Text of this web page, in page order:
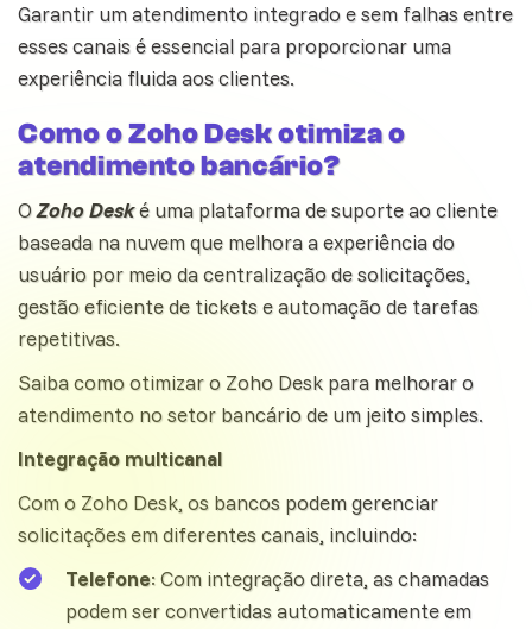
Garantir um atendimento integrado e sem falhas entre
esses canais é essencial para proporcionar uma
experiência fluida aos clientes.
Como o Zoho Desk otimiza o
atendimento bancário?
OZoho Deské uma plataforma de suporte ao cliente
baseada na nuvem que melhora a experiência do
usuário por meio da centralização de solicitações,
gestão eficiente de tickets eautomaçãode tarefas
repetitivas.
Saiba como otimizar o Zoho Desk para melhorar o
atendimento no setor bancário de um jeito simples.
Integração multicanal
Com o Zoho Desk, os bancos podem gerenciar
solicitações em diferentes canais, incluindo:
Telefone: Com integração direta, as chamadas
podem ser convertidas automaticamente em